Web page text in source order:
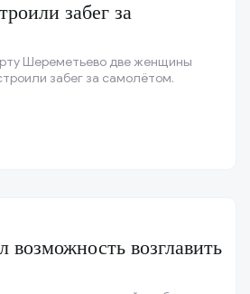
забег за
Шереметьево две женщины
забег за самолётом.
возможность возглавить